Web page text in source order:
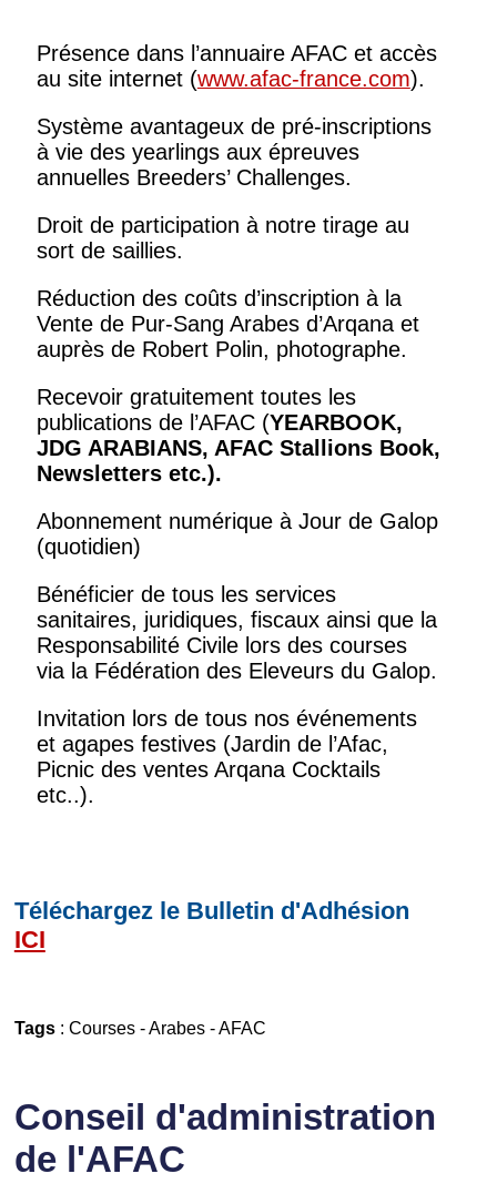
Présence dans l’annuaire AFAC et accès
au site internet (www.afac-france.com).
Système avantageux de pré-inscriptions
à vie des yearlings aux épreuves
annuelles Breeders’ Challenges.
Droit de participation à notre tirage au
sort de saillies.
Réduction des coûts d’inscription à la
Vente de Pur-Sang Arabes d’Arqana et
auprès de Robert Polin, photographe.
Recevoir gratuitement toutes les
publications de l’AFAC (YEARBOOK,
JDG ARABIANS, AFAC Stallions Book,
Newsletters etc.).
Abonnement numérique à Jour de Galop
(quotidien)
Bénéficier de tous les services
sanitaires, juridiques, fiscaux ainsi que la
Responsabilité Civile lors des courses
via la Fédération des Eleveurs du Galop.
Invitation lors de tous nos événements
et agapes festives (Jardin de l’Afac,
Picnic des ventes Arqana Cocktails
etc..).
Téléchargez le Bulletin d'Adhésion
ICI
Tags: Courses-Arabes-AFAC
Conseil d'administration
de l'AFAC